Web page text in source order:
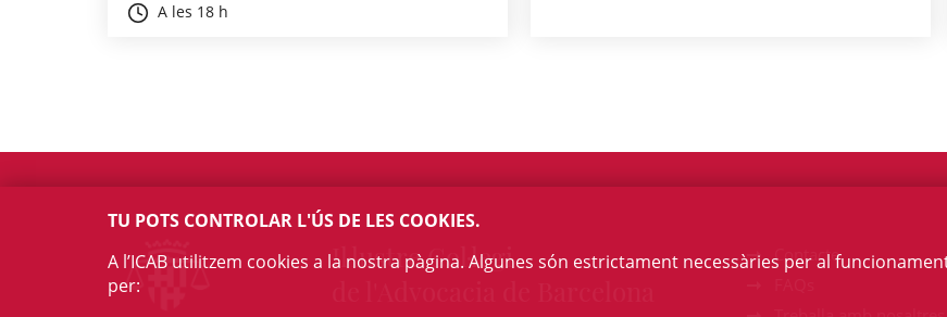
A les 18 h
Il·lustre Col·legi
Contacte
TU POTS CONTROLAR L'ÚS DE LES COOKIES.
A l’ICAB utilitzem cookies a la nostra pàgina. Algunes són estrictament necessàries per al
per: